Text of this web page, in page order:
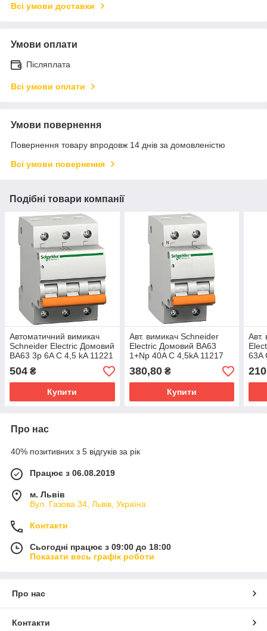
Всі умови доставки
Умови оплати
Післяплата
Всі умови оплати
Умови повернення
Повернення товару впродовж 14 днів за домовленістю
Всі умови повернення
Подібні товари компанії
Автоматичний вимикач
Schneider Electric Домовий
ВА63 3p 6A C 4,5 kA 11221
504 ₴
Купити
Авт. вимикач Schneider
Electric Домовий ВА63
1+Np 40A C 4,5kA 11217
380,80₴
Купити
Авт.
63A
Про нас
40% позитивних з 5 відгуків за рік
Працює з 06.08.2019
м. Львів
Вул. Газова 34, Львів, Україна
Контакти
Сьогодні працює з 09:00 до 18:00
Показати весь графік роботи
Про нас
Контакти